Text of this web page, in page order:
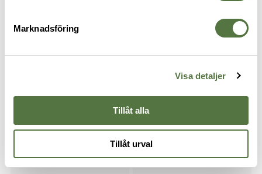
Marknadsföring
Visa detaljer
Tillåt alla
Tillåt urval
Tyst Nyckelhållare - 05 Black
Handfängselfodral Black